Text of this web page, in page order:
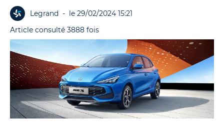
Legrand - le 29/02/2024 15:21
Article consulté 3888 fois